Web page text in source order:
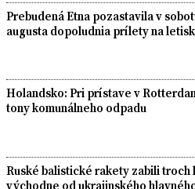
Prebudená Etna pozastavila v
augusta dopoludnia prílety na
Holandsko: Pri prístave v
tony komunálneho odpadu
Ruské balistické rakety zabili troch
východne od ukrajinského